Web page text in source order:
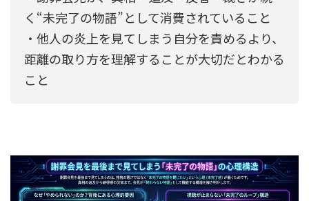
く“未完了の物語”として消費されていること
・他人の炎上を見てしまう自分を責めるより、
距離の取り方を理解することが大切だとわかる
こと